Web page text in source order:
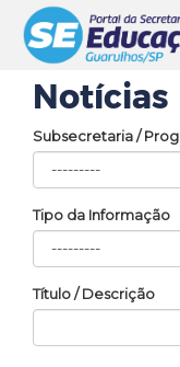
Notícias
Subsecretaria /
Tipo da Informação
Título / Descrição